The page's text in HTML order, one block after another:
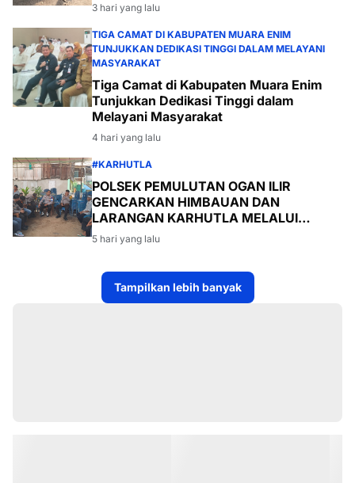
3 hari yang lalu
TIGA CAMAT DI KABUPATEN MUARA ENIM
TUNJUKKAN DEDIKASI TINGGI DALAM MELAYANI
MASYARAKAT
Tiga Camat di Kabupaten Muara Enim
Tunjukkan Dedikasi Tinggi dalam
Melayani Masyarakat
4 hari yang lalu
#KARHUTLA
POLSEK PEMULUTAN OGAN ILIR
GENCARKAN HIMBAUAN DAN
LARANGAN KARHUTLA MELALUI
PROGRAM TSKD (TOURING SAMBANG
KE DESA-DESA
5 hari yang lalu
Tampilkan lebih banyak